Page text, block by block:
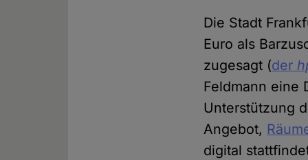
Die Stadt
Euro als
zugesagt (der
Feldmann eine
Unterstützung
Angebot,
digital